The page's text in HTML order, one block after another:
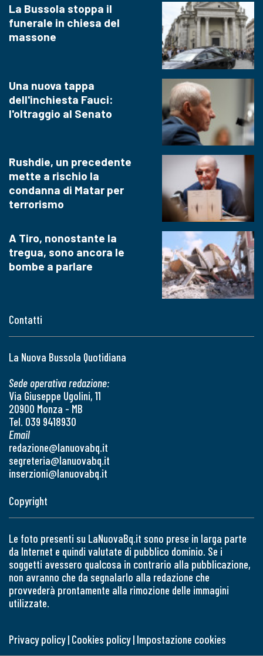
Contatti
La Nuova Bussola Quotidiana
Sede operativa redazione:
Via Giuseppe Ugolini, 11
20900 Monza - MB
Tel. 039 9418930
Email
redazione@lanuovabq.it
segreteria@lanuovabq.it
inserzioni@lanuovabq.it
La Bussola stoppa il
funerale in chiesa del
massone
Una nuova tappa
dell'inchiesta Fauci:
l'oltraggio al Senato
Rushdie, un precedente
mette a rischio la
condanna di Matar per
terrorismo
A Tiro, nonostante la
tregua, sono ancora le
bombe a parlare
Copyright
Le foto presenti su LaNuovaBq.it sono prese in larga parte
da Internet e quindi valutate di pubblico dominio. Se i
soggetti avessero qualcosa in contrario alla pubblicazione,
non avranno che da segnalarlo alla redazione che
provvederà prontamente alla rimozione delle immagini
utilizzate.
Privacy policy| Cookies policy| Impostazione cookies